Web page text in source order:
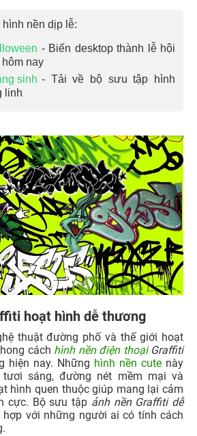
nền dịp lễ:
- Biến desktop thành lễ hội
nay
sinh - Tải về bộ sưu tập hình
linh
hoạt hình dễ thương
thuật đường phố và thế giới hoạt
cách hình nền điện thoạiGraffiti
hiện nay. Những hình nền cute này
sáng, đường nét mềm mại và
hình quen thuộc giúp mang lại cảm
cực. Bộ sưu tập ảnh nền Graffiti dễ
với những người ai có tính cách